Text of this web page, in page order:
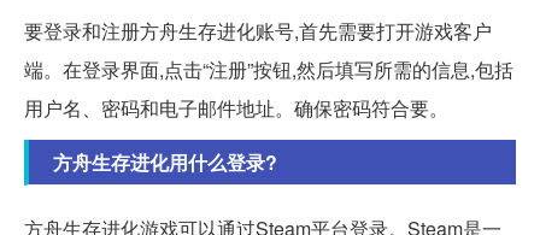
要登录和注册方舟生存进化账号,首先需要打开游戏客户
端。在登录界面,点击“注册”按钮,然后填写所需的信息,包括
用户名、密码和电子邮件地址。确保密码符合要。
方舟生存进化用什么登录?
方舟生存进化游戏可以通过Steam平台登录。Steam是一